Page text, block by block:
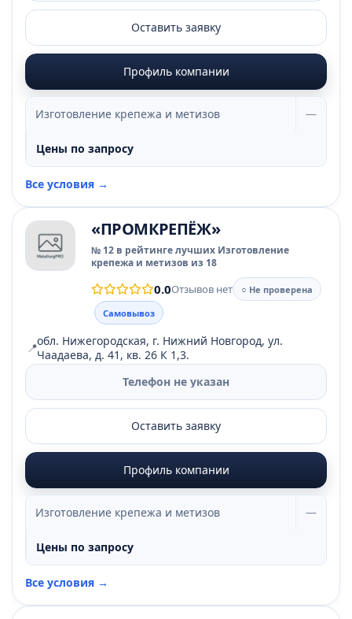
Оставить заявку
Профиль компании
Изготовление крепежа и метизов —
Цены по запросу
Все условия →
«ПРОМКРЕПЁЖ»
№ 12 в рейтинге лучших Изготовление
крепежа и метизов из 18
0.0Отзывов нет
○ Не проверена
Самовывоз
📍обл. Нижегородская, г. Нижний Новгород, ул.
Чаадаева, д. 41, кв. 26 К 1,3.
Телефон не указан
Оставить заявку
Профиль компании
Изготовление крепежа и метизов —
Цены по запросу
Все условия →